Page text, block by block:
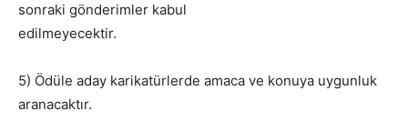
sonraki gönderimler kabul
edilmeyecektir.
5) Ödüle aday karikatürlerde amaca ve konuya uygunluk
aranacaktır.